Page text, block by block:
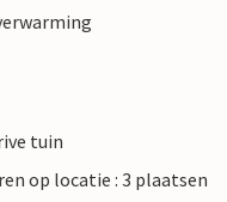
tuin
op locatie : 3 plaatsen